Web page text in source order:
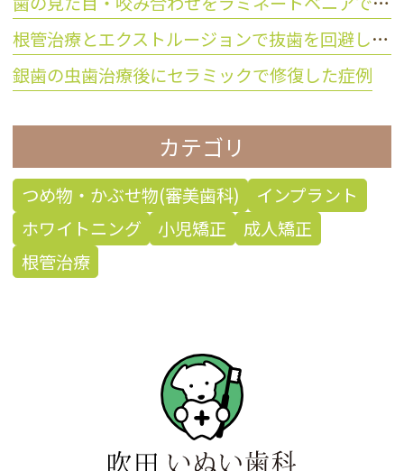
根管治療とエクストルージョンで抜歯を回避した症例
銀歯の虫歯治療後にセラミックで修復した症例
カテゴリ
つめ物・かぶせ物(審美歯科)
インプラント
ホワイトニング
小児矯正
成人矯正
根管治療